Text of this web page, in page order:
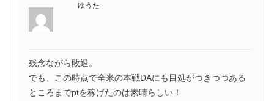
ゆうた
残念ながら敗退。
でも、この時点で全米の本戦DAにも目処がつきつつある
ところまでptを稼げたのは素晴らしい！